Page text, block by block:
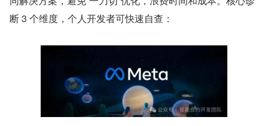
断 3 个维度，个人开发者可快速自查：